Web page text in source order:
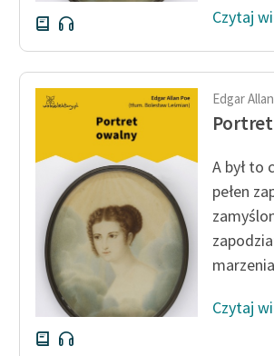
Szkoła Poezji Wolnych
Lektur
O nas
O projekcie
Zespół
Zasady wykorzystania
Wolnych Lektur
Logotypy
Czytaj
Edgar
A był to
pełen
Czytaj